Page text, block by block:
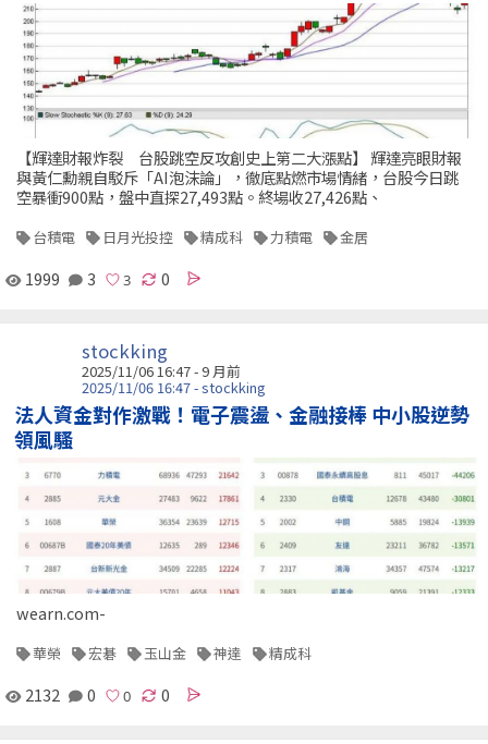
【輝達財報炸裂 台股跳空反攻創史上第二大漲點】 輝達亮眼財報
與黃仁勳親自駁斥「AI泡沫論」，徹底點燃市場情緒，台股今日跳
空暴衝900點，盤中直探27,493點。終場收27,426點、
台積電 日月光投控 精成科 力積電 金居
1999 3 0
stockking
2025/11/06 16:47 - 9 月前
2025/11/06 16:47 - stockking
法人資金對作激戰！電子震盪、金融接棒 中小股逆勢
領風騷
wearn.com-
華榮 宏碁 玉山金 神達 精成科
2132 0 0